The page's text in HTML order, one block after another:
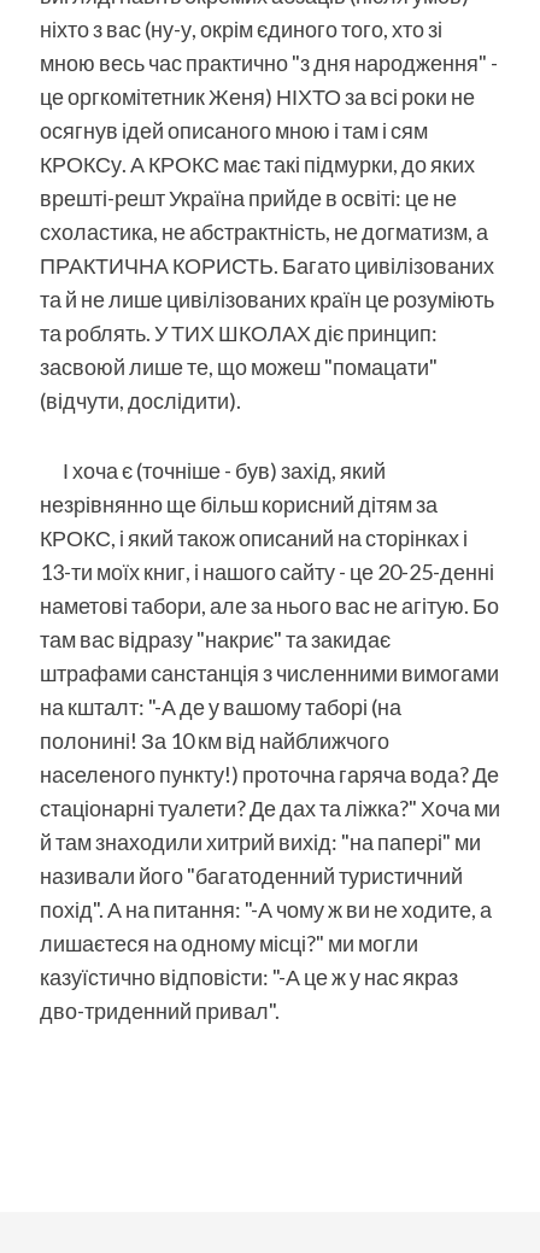
ніхто з вас (ну-у, окрім єдиного того, хто зі
мною весь час практично "з дня народження" -
це оргкомітетник Женя) НІХТО за всі роки не
осягнув ідей описаного мною і там і сям
КРОКСу. А КРОКС має такі підмурки, до яких
врешті-решт Україна прийде в освіті: це не
схоластика, не абстрактність, не догматизм, а
ПРАКТИЧНА КОРИСТЬ. Багато цивілізованих
та й не лише цивілізованих країн це розуміють
та роблять. У ТИХ ШКОЛАХ діє принцип:
засвоюй лише те, що можеш "помацати"
(відчути, дослідити).
І хоча є (точніше - був) захід, який
незрівнянно ще більш корисний дітям за
КРОКС, і який також описаний на сторінках і
13-ти моїх книг, і нашого сайту - це 20-25-денні
наметові табори, але за нього вас не агітую. Бо
там вас відразу "накриє" та закидає
штрафами санстанція з численними вимогами
на кшталт: "-А де у вашому таборі (на
полонині! За 10 км від найближчого
населеного пункту!) проточна гаряча вода? Де
стаціонарні туалети? Де дах та ліжка?" Хоча ми
й там знаходили хитрий вихід: "на папері" ми
називали його "багатоденний туристичний
похід". А на питання: "-А чому ж ви не ходите, а
лишаєтеся на одному місці?" ми могли
казуїстично відповісти: "-А це ж у нас якраз
дво-триденний привал".